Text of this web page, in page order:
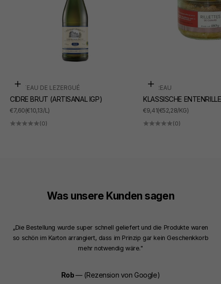
In den Warenkorb
CHÂTEAU DE LEZERGUÉ
CIDRE BRUT (ARTISANAL IGP)
ANGEBOT
€7,60(€10,13/L)
(0)
In den Warenkorb
SUDREAU
KLASSISCHE
ANGEBOT
€9,41(€52,28/KG)
(0)
Was unsere Kunden sagen
„Die Bestellung wurde super schnell geliefert und die Produkte waren
so schön im Karton arrangiert, dass im Prinzip gar kein Geschenkkorb
mehr notwendig wäre."
Rob— (Rezension von Google)